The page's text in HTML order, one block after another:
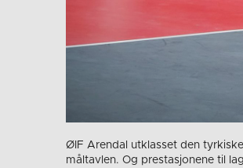
ØIF Arendal utklasset den
måltavlen. Og prestasjonene til